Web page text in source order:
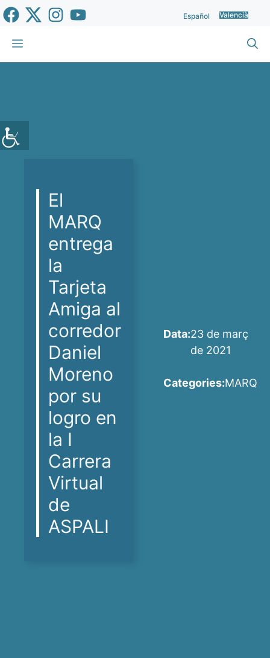
Vés
al
contingut
Español Valencià
Menu
El
MARQ
entrega
la
Tarjeta
Amiga al
corredor
Daniel
Moreno
por su
logro en
la I
Carrera
Virtual
de
ASPALI
Data:23 de març
de 2021
Categories:MARQ